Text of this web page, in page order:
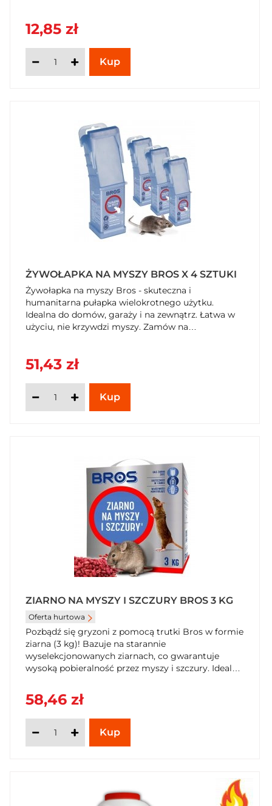
12,85 zł
ŻYWOŁAPKA NA MYSZY BROS X 4 SZTUKI
Żywołapka na myszy Bros - skuteczna i
humanitarna pułapka wielokrotnego użytku.
Idealna do domów, garaży i na zewnątrz. Łatwa w
użyciu, nie krzywdzi myszy. Zamów na
51,43 zł
ZIARNO NA MYSZY I SZCZURY BROS 3 KG
Oferta hurtowa
Pozbądź się gryzoni z pomocą trutki Bros w formie
ziarna (3 kg)! Bazuje na starannie
wyselekcjonowanych ziarnach, co gwarantuje
wysoką pobieralność przez myszy i szczury. Idealna
deratyzacyjnych. Bezpieczeństwo i pewność
działania w walce ze szkodnikami. Kup teraz w
SzybkiKoszyk.pl!
58,46 zł